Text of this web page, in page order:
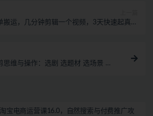
搬运，几分钟剪辑一个视频，3天快速起真人
思维与操作：选剧 选题材 选场景 选
淘宝电商运营课16.0，自然搜索与付费推广攻